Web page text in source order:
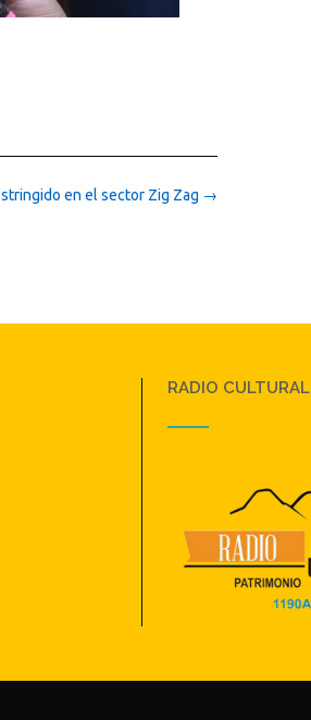
en el sector Zig Zag →
RADIO CULTURAL